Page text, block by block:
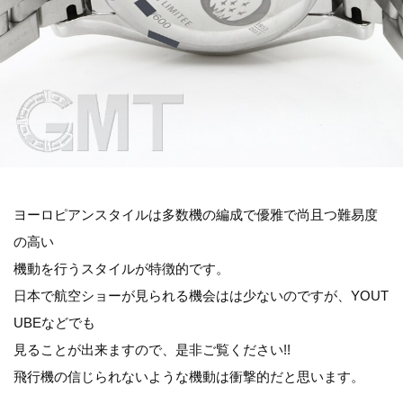
ヨーロピアンスタイルは多数機の編成で優雅で尚且つ難易度
の高い
機動を行うスタイルが特徴的です。
日本で航空ショーが見られる機会はは少ないのですが、YOUT
UBEなどでも
見ることが出来ますので、是非ご覧ください!!
飛行機の信じられないような機動は衝撃的だと思います。